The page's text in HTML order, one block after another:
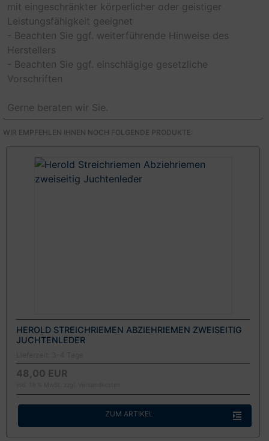
mit eingeschränkter körperlicher oder geistiger
Leistungsfähigkeit geeignet
- Beachten Sie ggf. weiterführende Hinweise des
Herstellers
- Beachten Sie ggf. einschlägige gesetzliche
Vorschriften
Gerne beraten wir Sie.
WIR EMPFEHLEN IHNEN NOCH FOLGENDE PRODUKTE:
HEROLD STREICHRIEMEN ABZIEHRIEMEN ZWEISEITIG
JUCHTENLEDER
48,00 EUR
ZUM ARTIKEL